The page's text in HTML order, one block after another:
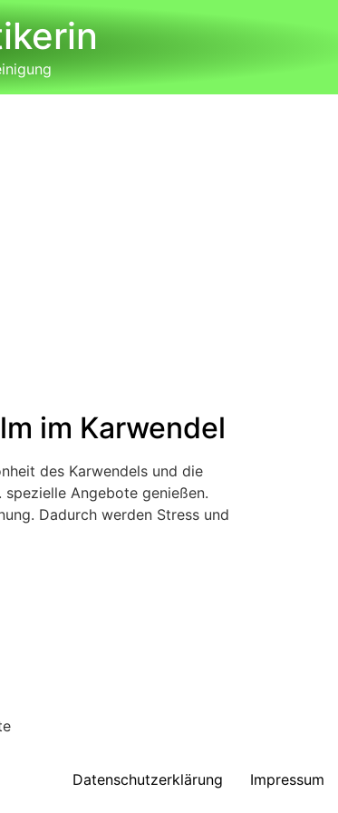
im Karwendel
des Karwendels und die
Angebote genießen.
Dadurch werden Stress und
Datenschutzerklärung Impressum